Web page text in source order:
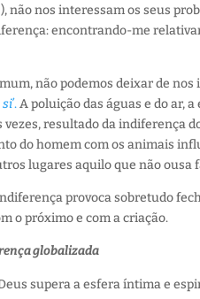
não nos interessam os seus
encontrando-me
não podemos deixar de
.A poluição das águas e do ar,
resultado da indiferença
do homem com os animais
lugares aquilo que não ousa
provoca sobretudo
o próximo e com a criação.
globalizada
supera a esfera íntima e